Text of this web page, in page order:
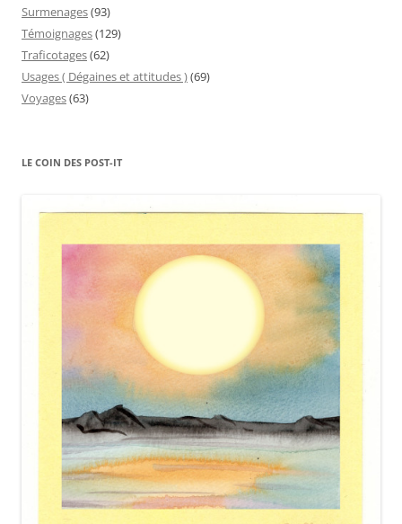
Surmenages(93)
Témoignages(129)
Traficotages(62)
Usages ( Dégaines et attitudes )(69)
Voyages(63)
LE COIN DES POST-IT